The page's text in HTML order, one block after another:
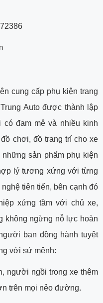
cung cấp phụ kiện trang
Auto được thành lập
đam mê và nhiều kinh
chơi, đồ trang trí cho xe
sản phẩm phụ kiện
lý tương xứng với từng
tiên tiến, bên cạnh đó
xứng tầm với chủ xe,
không ngừng nỗ lực hoàn
bạn đồng hành tuyệt
với sứ mệnh:
người ngồi trong xe thêm
trên mọi nẻo đường.